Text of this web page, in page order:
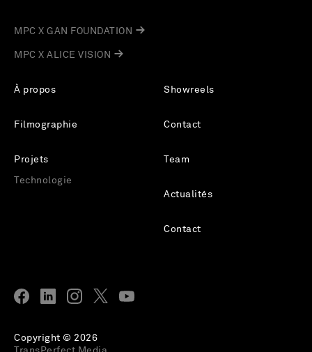
À propos
Filmographie
Projets
Technologie
Showreels
Contact
Team
Actualités
Contact
MPC X GAN FOUNDATION
MPC X ALICE VISION
Copyright © 2026